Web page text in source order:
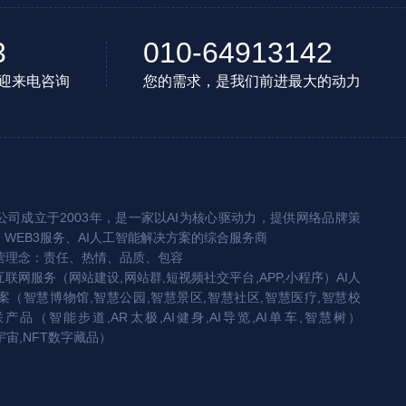
来电咨询
010-64913142
您的需求，是我们前进最大的动力
司成立于2003年，是一家以AI为核心驱动力，提供网络品牌策
服务、AI人工智能解决方案的综合服务商
理念：责任、热情、品质、包容
网服务（网站建设,网站群,短视频社交平台,APP,小程序）AI人
（智慧博物馆,智慧公园,智慧景区,智慧社区,智慧医疗,智慧校
品（智能步道,AR太极,AI健身,AI导览,AI单车,智慧树）
,NFT数字藏品）